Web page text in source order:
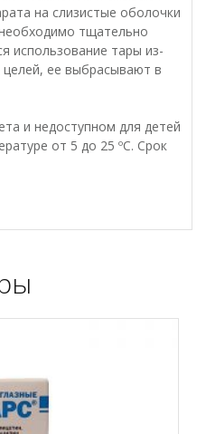
на слизистые оболочки
тщательно
использование тары из-
ее выбрасывают в
и недоступном для детей
от 5 до 25 ºС. Срок